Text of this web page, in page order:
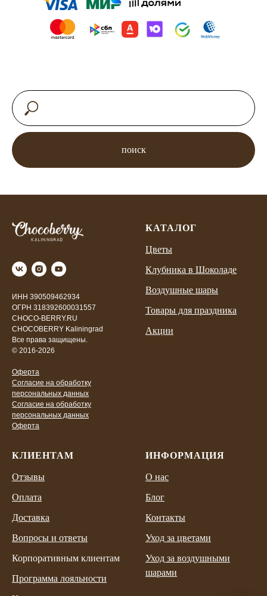
поиск
ИНН 390509462934
ОГРН 318392600031557
CHOCO-BERRY.RU
CHOCOBERRY Kaliningrad
Все права защищены.
© 2016-2026
Оферта
Согласие на обработку
персональных данных
Согласие на обработку
персональных данных
Оферта
КАТАЛОГ
Цветы
Клубника в Шоколаде
Воздушные шары
Товары для праздника
Акции
КЛИЕНТАМ
Отзывы
Оплата
Доставка
Вопросы и ответы
Корпоративным клиентам
Программа лояльности
ИНФОРМАЦИЯ
О нас
Блог
Контакты
Уход за цветами
Уход за воздушными
шарами